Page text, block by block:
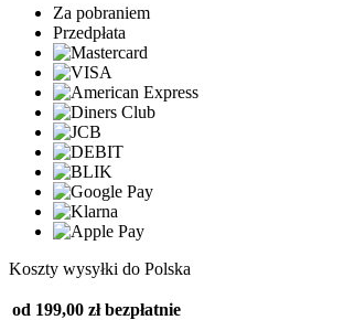
Za pobraniem
Przedpłata
Koszty wysyłki do Polska
od 199,00 zł bezpłatnie